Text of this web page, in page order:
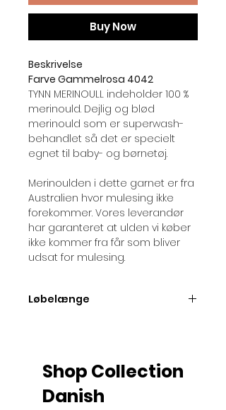
Buy Now
Beskrivelse
Farve Gammelrosa 4042
TYNN MERINOULL indeholder 100 %
merinould. Dejlig og blød
merinould som er superwash-
behandlet så det er specielt
egnet til baby- og børnetøj.
Merinoulden i dette garnet er fra
Australien hvor mulesing ikke
forekommer. Vores leverandør
har garanteret at ulden vi køber
ikke kommer fra får som bliver
udsat for mulesing.
Løbelænge
Shop Collection
Danish